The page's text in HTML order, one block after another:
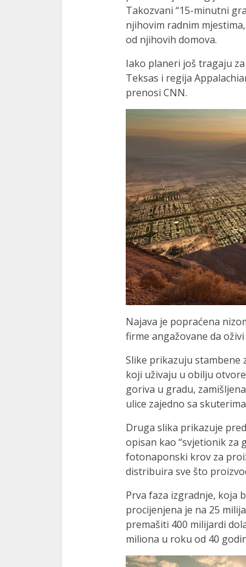
Takozvani “15-minutni
njihovim radnim
od njihovih domova.
Iako planeri još tragaju
Teksas i regija
prenosi CNN.
Najava je popraćena
firme angažovane da
Slike prikazuju stambene
koji uživaju u obilju
goriva u gradu,
ulice zajedno sa
Druga slika prikazuje
opisan kao “svjetionik za
fotonaponski krov za
distribuira sve što
Prva faza izgradnje, koja
procijenjena je na 25
premašiti 400 milijardi
miliona u roku od 40